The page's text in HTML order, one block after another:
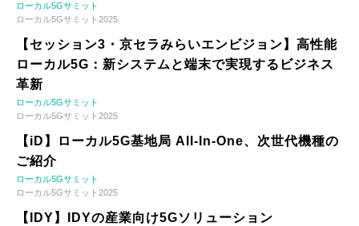
ローカル5Gサミット
ローカル5Gサミット2025
【セッション3・京セラみらいエンビジョン】高性能
ローカル5G：新システムと端末で実現するビジネス
革新
ローカル5Gサミット
ローカル5Gサミット2025
【iD】ローカル5G基地局 All-In-One、次世代機種の
ご紹介
ローカル5Gサミット
ローカル5Gサミット2025
【IDY】IDYの産業向け5Gソリューション